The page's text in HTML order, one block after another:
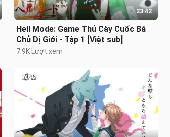
23:42
Hell Mode: Game Thủ Cày Cuốc Bá
Chủ Dị Giới - Tập 1 [Việt sub]
7.9K Lượt xem